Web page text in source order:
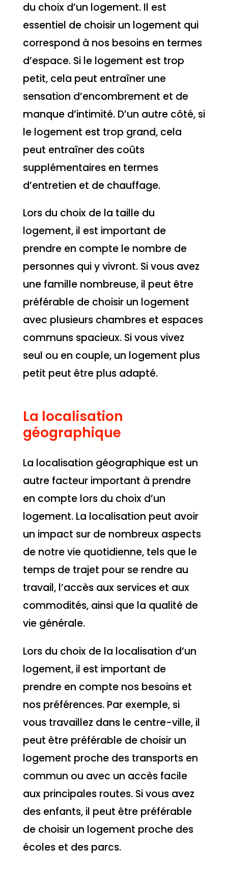
du choix d’un logement. Il est
essentiel de choisir un logement qui
correspond à nos besoins en termes
d’espace. Si le logement est trop
petit, cela peut entraîner une
sensation d’encombrement et de
manque d’intimité. D’un autre côté, si
le logement est trop grand, cela
peut entraîner des coûts
supplémentaires en termes
d’entretien et de chauffage.
Lors du choix de la taille du
logement, il est important de
prendre en compte le nombre de
personnes qui y vivront. Si vous avez
une famille nombreuse, il peut être
préférable de choisir un logement
avec plusieurs chambres et espaces
communs spacieux. Si vous vivez
seul ou en couple, un logement plus
petit peut être plus adapté.
La localisation
géographique
La localisation géographique est un
autre facteur important à prendre
en compte lors du choix d’un
logement. La localisation peut avoir
un impact sur de nombreux aspects
de notre vie quotidienne, tels que le
temps de trajet pour se rendre au
travail, l’accès aux services et aux
commodités, ainsi que la qualité de
vie générale.
Lors du choix de la localisation d’un
logement, il est important de
prendre en compte nos besoins et
nos préférences. Par exemple, si
vous travaillez dans le centre-ville, il
peut être préférable de choisir un
logement proche des transports en
commun ou avec un accès facile
aux principales routes. Si vous avez
des enfants, il peut être préférable
de choisir un logement proche des
écoles et des parcs.